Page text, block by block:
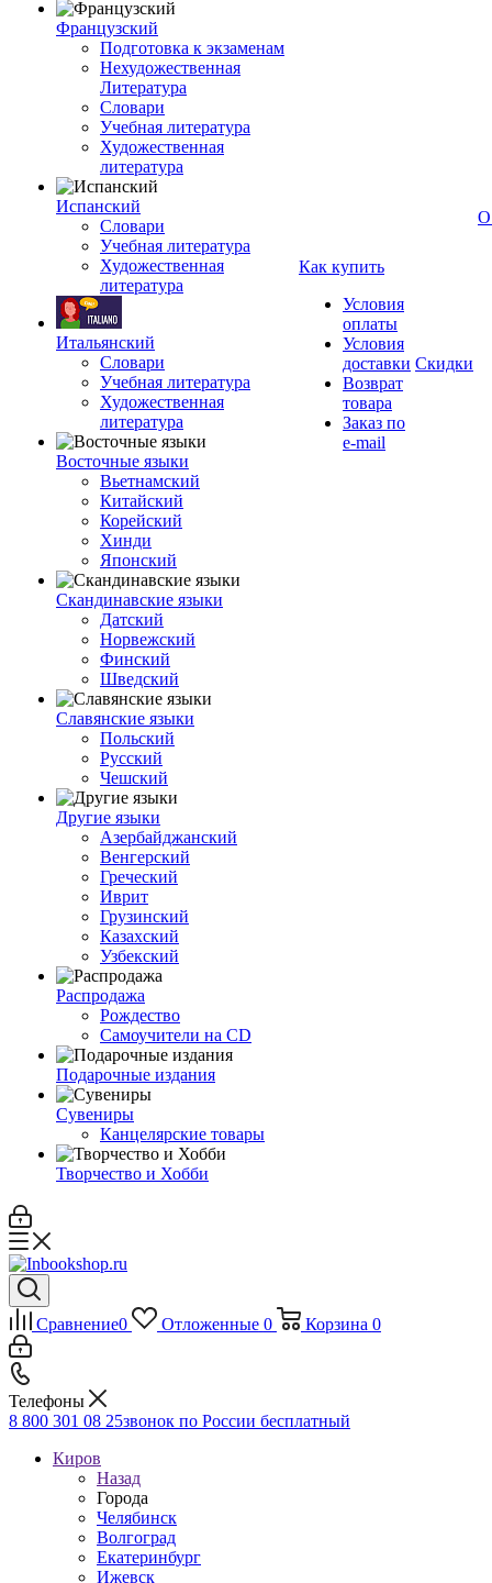
Французский
Подготовка к экзаменам
Нехудожественная
Литература
Словари
Учебная литература
Художественная
литература
Испанский
Словари
Учебная литература
Художественная
литература
Итальянский
Словари
Учебная литература
Художественная
литература
Восточные языки
Вьетнамский
Китайский
Корейский
Хинди
Японский
Скандинавские языки
Датский
Норвежский
Финский
Шведский
Славянские языки
Польский
Русский
Чешский
Другие языки
Азербайджанский
Венгерский
Греческий
Иврит
Грузинский
Казахский
Узбекский
Распродажа
Рождество
Самоучители на CD
Подарочные издания
Сувениры
Канцелярские товары
Творчество и Хобби
Как купить
Условия
оплаты
Условия
доставки
Возврат
товара
Заказ по
e-mail
Скидки
О
Сравнение0 Отложенные 0 Корзина 0
Телефоны
8 800 301 08 25звонок по России бесплатный
Киров
Назад
Города
Челябинск
Волгоград
Екатеринбург
Ижевск